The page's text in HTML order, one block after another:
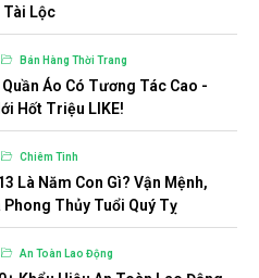
Tài Lộc
Bán Hàng Thời Trang
Áo Có Tương Tác Cao -
Hốt Triệu LIKE!
Chiêm Tinh
Là Năm Con Gì? Vận Mệnh,
Phong Thủy Tuổi Quý Tỵ
An Toàn Lao Động